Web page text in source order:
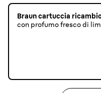
Braun cartuccia
con profumo fresco di